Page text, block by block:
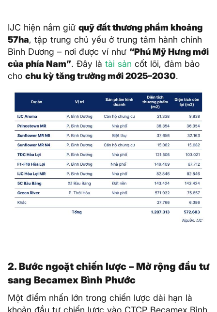
IJC hiện nắm giữ quỹ đất thương phẩm khoảng
57ha, tập trung chủ yếu ở trung tâm hành chính
Bình Dương – nơi được ví như “Phú Mỹ Hưng mới
của phía Nam”. Đây là tài sản cốt lõi, đảm bảo
cho chu kỳ tăng trưởng mới 2025–2030.
2. Bước ngoặt chiến lược – Mở rộng đầu tư
sang Becamex Bình Phước
Một điểm nhấn lớn trong chiến lược dài hạn là
khoản đầu tư chiến lược vào CTCP Becamex Bình